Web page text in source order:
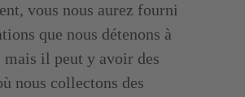
vous nous aurez fourni
que nous détenons à
mais il peut y avoir des
nous collectons des